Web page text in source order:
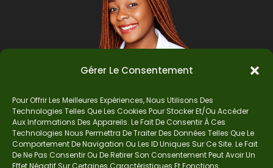
Gérer Le Consentement
Pour Offrir Les Meilleures Expériences, Nous Utilisons Des
Technologies Telles Que Les Cookies Pour Stocker Et/ou Accéder
Aux Informations Des Appareils. Le Fait De Consentir À Ces
Technologies Nous Permettra De Traiter Des Données Telles Que Le
Comportement De Navigation Ou Les ID Uniques Sur Ce Site. Le Fait
De Ne Pas Consentir Ou De Retirer Son Consentement Peut Avoir Un
Effet Négatif Sur Certaines Caractéristiques Et Fonctions.
Auteur
Je suis Madame Mba, une enseignante certifiée